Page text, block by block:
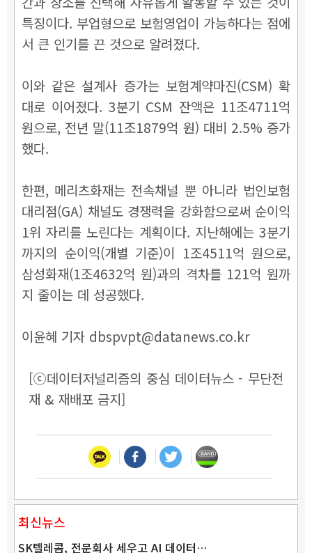
특징이다. 부업형으로 보험영업이 가능하다는 점에
서 큰 인기를 끈 것으로 알려졌다.
이와 같은 설계사 증가는 보험계약마진(CSM) 확
대로 이어졌다. 3분기 CSM 잔액은 11조4711억
원으로, 전년 말(11조1879억 원) 대비 2.5% 증가
했다.
한편, 메리츠화재는 전속채널 뿐 아니라 법인보험
대리점(GA) 채널도 경쟁력을 강화함으로써 순이익
1위 자리를 노린다는 계획이다. 지난해에는 3분기
까지의 순이익(개별 기준)이 1조4511억 원으로,
삼성화재(1조4632억 원)과의 격차를 121억 원까
지 줄이는 데 성공했다.
이윤혜 기자 dbspvpt@datanews.co.kr
[ⓒ데이터저널리즘의 중심 데이터뉴스 - 무단전
재 & 재배포 금지]
최신뉴스
SK텔레콤, 전문회사 세우고 AI 데이터…